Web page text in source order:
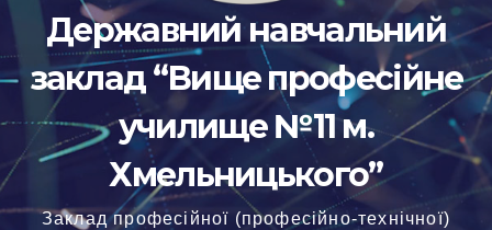
Державний навчальний
заклад “Вище професійне
училище №11 м.
Хмельницького”
Заклад професійної (професійно-технічної)